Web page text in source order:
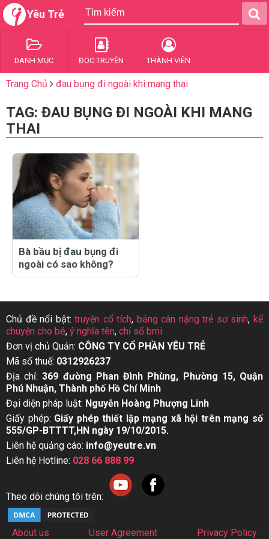
Yêu Trẻ
DANH MỤC ĐỌC TRUYỆN THÀNH VIÊN
Trang Chủ đau bụng đi ngoài khi mang thai
TAG: ĐAU BỤNG ĐI NGOÀI KHI MANG
THAI
Bà bầu bị đau bụng đi
ngoài có sao không?
Chủ đề nổi bật:truyện cổ tích, bảng cân nặng trẻ sơ sinh,kể
chuyện cho bé, ý nghĩa tên, chỉ số bmi
Đơn vị chủ Quản: CÔNG TY CỔ PHẦN YÊU TRẺ
Mã số thuế: 0312926237
Địa chỉ:369 đường Phan Đình Phùng, Phường 15, Quận
Phú Nhuận, Thành phố Hồ Chí Minh
Đại diện pháp luật: Nguyễn Hoàng Phượng Linh
Giấy phép: Giấy phép thiết lập mạng xã hội trên mạng số
555/GP-BTTTT,HN ngày 19/10/2015.
Liên hệ quảng cáo: info@yeutre.vn
Liên hệ Hotline: 028 66 888 99
Theo dõi chúng tôi trên:
About us User Agreement
Privacy Policy